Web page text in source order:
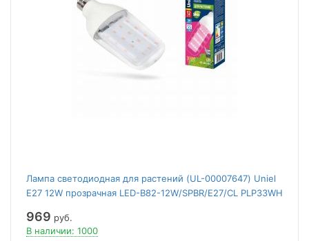
Лампа светодиодная для растений (UL-00007647) Uniel
E27 12W прозрачная LED-B82-12W/SPBR/E27/CL PLP33WH
969 руб.
В наличии: 1000